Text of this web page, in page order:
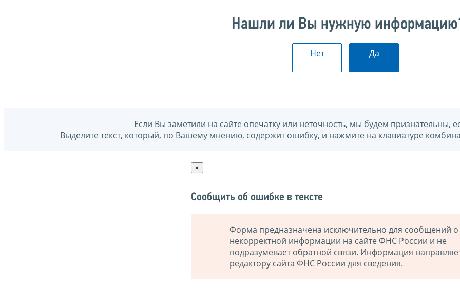
Нашли ли Вы нужную
Нет Да
Если Вы заметили на сайте опечатку или неточность, мы будем признательны,
Выделите текст, который, по Вашему мнению, содержит ошибку, и нажмите на клавиатуре
×
Сообщить об ошибке в тексте
Форма предназначена исключительно для сообщений о
некорректной информации на сайте ФНС России и не
подразумевает обратной связи. Информация
редактору сайта ФНС России для сведения.